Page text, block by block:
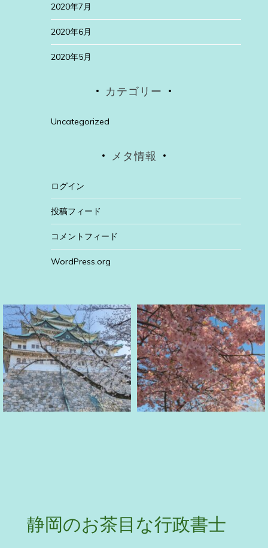
2020年7月
2020年6月
2020年5月
カテゴリー
Uncategorized
メタ情報
ログイン
投稿フィード
コメントフィード
WordPress.org
静岡のお茶目な行政書士